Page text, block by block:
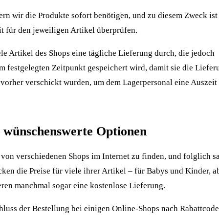
wir die Produkte sofort benötigen, und zu diesem Zweck ist
für den jeweiligen Artikel überprüfen.
Artikel des Shops eine tägliche Lieferung durch, die jedoch
festgelegten Zeitpunkt gespeichert wird, damit sie die
verschickt wurden, um dem Lagerpersonal eine Auszeit
Optionen
verschiedenen Shops im Internet zu finden, und folglich
die Preise für viele ihrer Artikel – für Babys und Kinder,
manchmal sogar eine kostenlose Lieferung.
der Bestellung bei einigen Online-Shops nach